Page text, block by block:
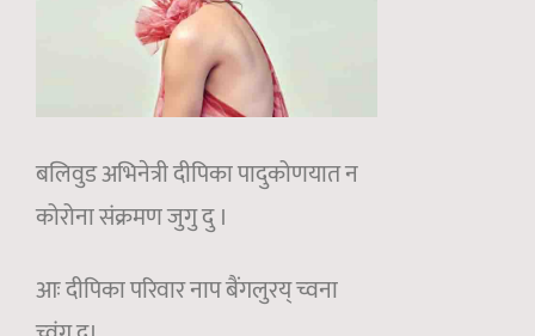
बलिवुड अभिनेत्री दीपिका पादुकोणयात न
कोरोना संक्रमण जुगु दु ।
आः दीपिका परिवार नाप बैंगलुरय् च्वना